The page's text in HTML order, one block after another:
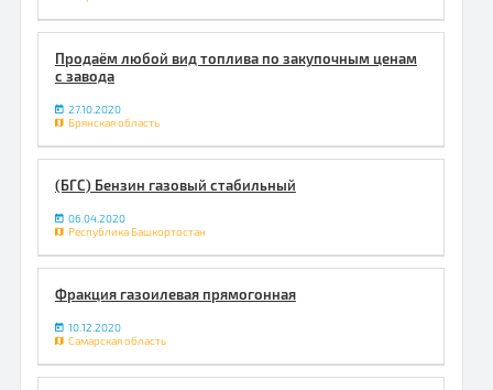
Продаём любой вид топлива по закупочным ценам
с завода
27.10.2020
Брянская область
(БГС) Бензин газовый стабильный
06.04.2020
Республика Башкортостан
Фракция газоилевая прямогонная
10.12.2020
Самарская область